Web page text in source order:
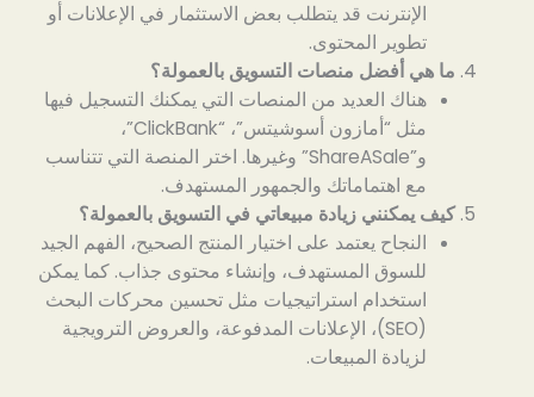
الإنترنت قد يتطلب بعض الاستثمار في الإعلانات أو
تطوير المحتوى.
ما هي أفضل منصات التسويق بالعمولة؟
هناك العديد من المنصات التي يمكنك التسجيل فيها
مثل “أمازون أسوشيتس”، “ClickBank”،
و”ShareASale” وغيرها. اختر المنصة التي تتناسب
مع اهتماماتك والجمهور المستهدف.
كيف يمكنني زيادة مبيعاتي في التسويق بالعمولة؟
النجاح يعتمد على اختيار المنتج الصحيح، الفهم الجيد
للسوق المستهدف، وإنشاء محتوى جذاب. كما يمكن
استخدام استراتيجيات مثل تحسين محركات البحث
(SEO)، الإعلانات المدفوعة، والعروض الترويجية
لزيادة المبيعات.